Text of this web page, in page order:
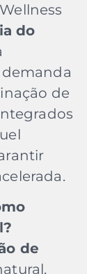
Wellness
do
de
de